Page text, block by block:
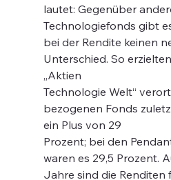
lautet: Gegenüber
Technologiefonds gibt
bei der Rendite keinen
Unterschied. So
„Aktien
Technologie Welt“
bezogenen Fonds
ein Plus von 29
Prozent; bei den
waren es 29,5 Prozent.
Jahre sind die Renditen